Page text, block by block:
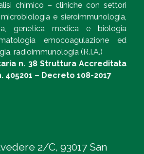
chimico – cliniche con settori
e sieroimmunologia,
genetica medica e biologia
emocoagulazione ed
radioimmunologia (R.I.A.)
n. 38 Struttura Accreditata
405201 – Decreto 108-2017
2/C, 93017 San